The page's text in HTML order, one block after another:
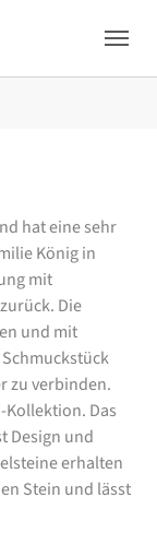
hat eine sehr
König in
mit
Die
und mit
zu verbinden.
Kollektion. Das
Design und
erhalten
Stein und lässt